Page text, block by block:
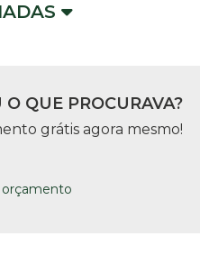
O QUE PROCURAVA?
grátis agora mesmo!